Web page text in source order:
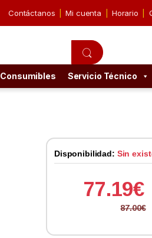
Contáctanos Mi cuenta Horario
Consumibles Servicio Técnico
Disponibilidad: Sin
77.19€
87.00€